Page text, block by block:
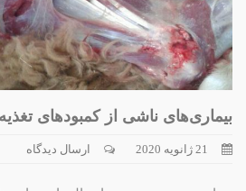
بیماری‌های ناشی از کمبودهای
21 ژانویه 2020 ارسال دیدگاه